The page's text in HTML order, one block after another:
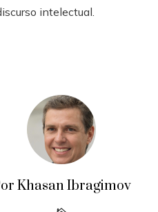
intelectual.
Khasan Ibragimov